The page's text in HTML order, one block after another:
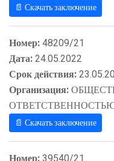
📄 Скачать заключение
Номер:48209/21
Дата:24.05.2022
Срок действия:
Организация:
📄 Скачать заключение